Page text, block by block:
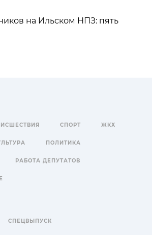
на Ильском НПЗ: пять
СПОРТ ЖКХ
ПОЛИТИКА
РАБОТА ДЕПУТАТОВ
СПЕЦВЫПУСК